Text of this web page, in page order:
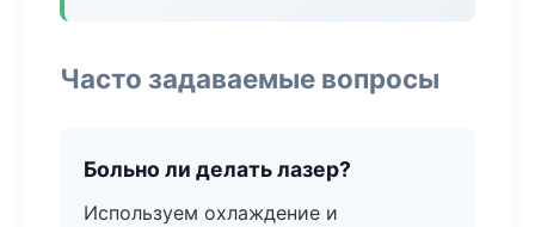
Часто задаваемые вопросы
Больно ли делать лазер?
Используем охлаждение и